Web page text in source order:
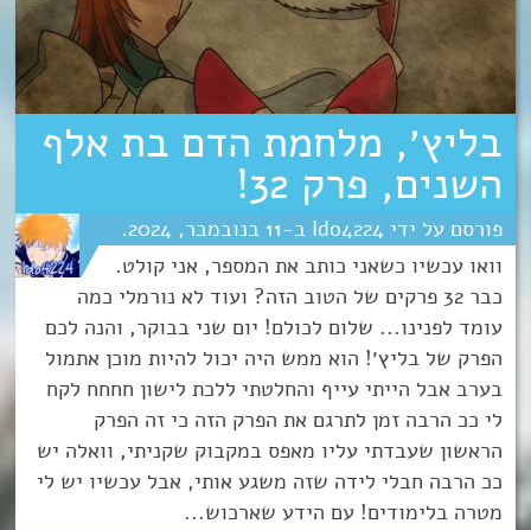
בליץ׳, מלחמת הדם בת אלף
השנים, פרק 32!
Ido4224
11 נובמבר 2024
וואו עכשיו כשאני כותב את המספר, אני קולט.
כבר 32 פרקים של הטוב הזה? ועוד לא נורמלי כמה
עומד לפנינו... שלום לכולם! יום שני בבוקר, והנה לכם
הפרק של בליץ׳! הוא ממש היה יכול להיות מוכן אתמול
בערב אבל הייתי עייף והחלטתי ללכת לישון חחחח לקח
לי ככ הרבה זמן לתרגם את הפרק הזה כי זה הפרק
הראשון שעבדתי עליו מאפס במקבוק שקניתי, וואלה יש
ככ הרבה חבלי לידה שזה משגע אותי, אבל עכשיו יש לי
מטרה בלימודים! עם הידע שארכוש...